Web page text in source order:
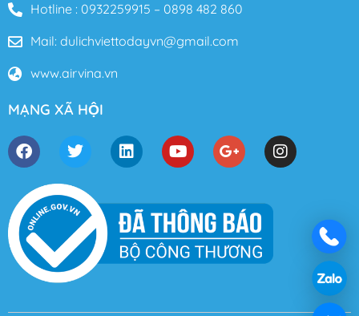
Hotline : 0932259915 – 0898 482 860
Mail: dulichviettodayvn@gmail.com
www.airvina.vn
MẠNG XÃ HỘI